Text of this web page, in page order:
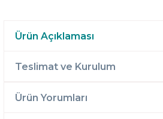
Ürün Açıklaması
Teslimat ve Kurulum
Ürün Yorumları